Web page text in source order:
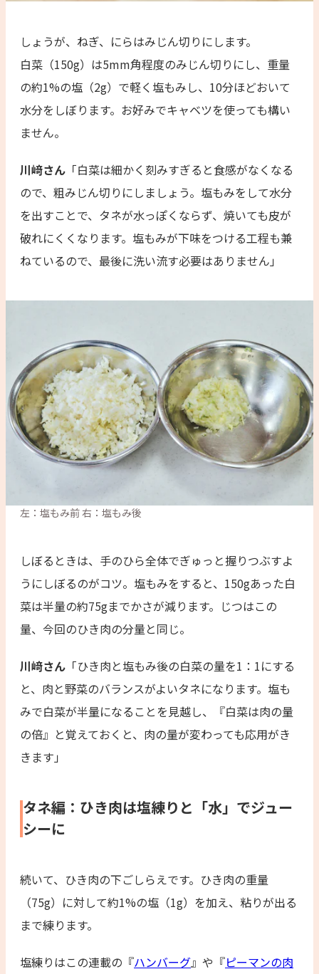
しょうが、ねぎ、にらはみじん切りにします。
白菜（150g）は5mm角程度のみじん切りにし、重量
の約1%の塩（2g）で軽く塩もみし、10分ほどおいて
水分をしぼります。お好みでキャベツを使っても構い
ません。
川﨑さん 「白菜は細かく刻みすぎると食感がなくなる
ので、粗みじん切りにしましょう。塩もみをして水分
を出すことで、タネが水っぽくならず、焼いても皮が
破れにくくなります。塩もみが下味をつける工程も兼
ねているので、最後に洗い流す必要はありません」
左：塩もみ前 右：塩もみ後
しぼるときは、手のひら全体でぎゅっと握りつぶすよ
うにしぼるのがコツ。塩もみをすると、150gあった白
菜は半量の約75gまでかさが減ります。じつはこの
量、今回のひき肉の分量と同じ。
川﨑さん 「ひき肉と塩もみ後の白菜の量を1：1にする
と、肉と野菜のバランスがよいタネになります。塩も
みで白菜が半量になることを見越し、『白菜は肉の量
の倍』と覚えておくと、肉の量が変わっても応用がき
きます」
タネ編：ひき肉は塩練りと「水」でジュー
シーに
続いて、ひき肉の下ごしらえです。ひき肉の重量
（75g）に対して約1%の塩（1g）を加え、粘りが出る
まで練ります。
塩練りはこの連載の『ハンバーグ』や『ピーマンの肉